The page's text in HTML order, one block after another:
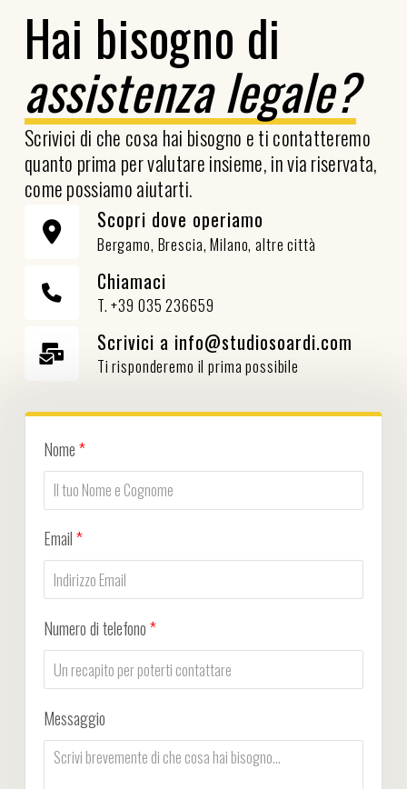
Hai bisogno di
assistenza legale?
Scrivici di che cosa hai bisogno e ti contatteremo
quanto prima per valutare insieme, in via riservata,
come possiamo aiutarti.
Scopri dove operiamo
Bergamo, Brescia, Milano, altre città
Chiamaci
T. +39 035 236659
Scrivici a info@studiosoardi.com
Ti risponderemo il prima possibile
Nome*
Email*
Numero di telefono*
Messaggio